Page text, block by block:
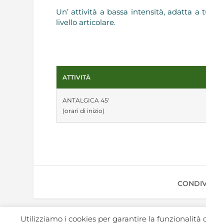
Un’ attività a bassa intensità, adatta
livello articolare.
ATTIVITÀ
ANTALGICA 45'
(orari di inizio)
Utilizziamo i cookies per garantire la funzionalità